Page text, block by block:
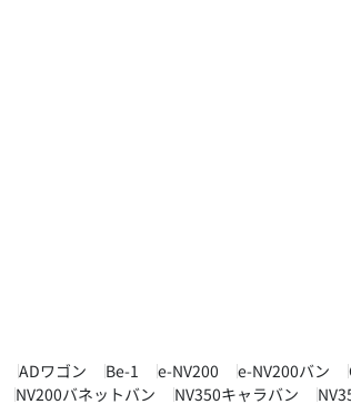
ADワゴン Be-1 e-NV200 e-NV200バン
NV200バネットバン NV350キャラバン